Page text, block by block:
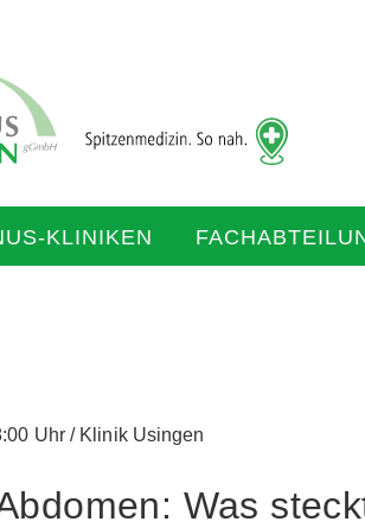
zur
KLINIKEN
Uhr /Klinik Usingen
Was